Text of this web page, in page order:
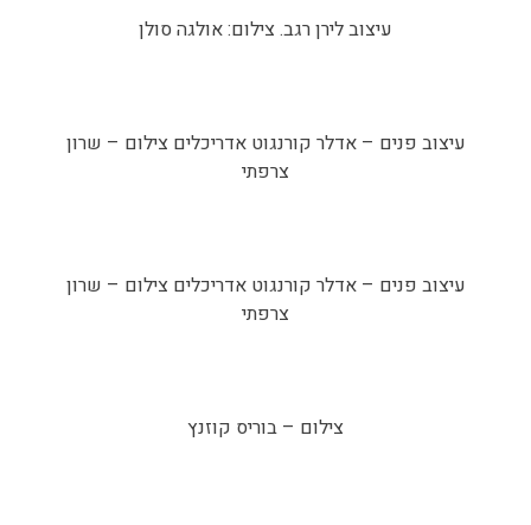
עיצוב לירן רגב. צילום: אולגה סולן
עיצוב פנים – אדלר קורנגוט אדריכלים צילום – שרון
צרפתי
עיצוב פנים – אדלר קורנגוט אדריכלים צילום – שרון
צרפתי
צילום – בוריס קוזנץ